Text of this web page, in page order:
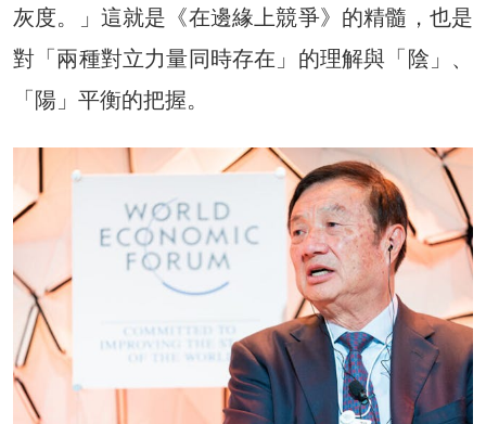
灰度。」這就是《在邊緣上競爭》的精髓，也是
對「兩種對立力量同時存在」的理解與「陰」、
「陽」平衡的把握。